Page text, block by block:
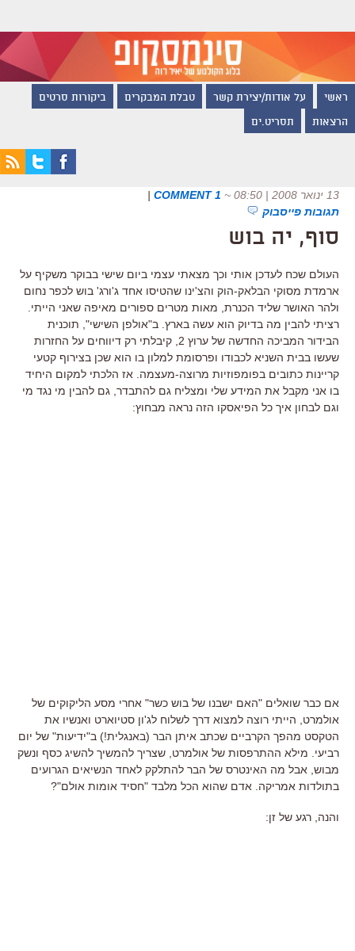
ראשי על אודות/יצירת קשר טבלת המבקרים ביקורות סרטים
הרצאות תסריט.ים
13 ינואר 2008 | 08:50 ~
1 COMMENT
|
תגובות פייסבוק
סוף, יה בוש
העולם שכח לעדכן אותי וכך מצאתי עצמי ביום שישי בבוקר משקיף על
ארמדת מסוקי הבלאק-הוק והצ'ינו שהטיסו אחד ג'ורג' בוש לכפר נחום
ולהר האושר שליד הכנרת, מאות מטרים ספורים מאיפה שאני הייתי.
רציתי להבין מה בדיוק הוא עשה בארץ. ב"אולפן השישי", תוכנית
הבידור המביכה החדשה של ערוץ 2, קיבלתי רק דיווחים על החזרות
שעשו בבית השניא לכבודו ופרסומת למלון בו הוא שכן בצירוף קטעי
קריינות כתובים בפומפוזיות מרוצה-מעצמה. אז הלכתי למקום היחיד
בו אני מקבל את המידע שלי ומצליח גם להתבדר, גם להבין מי נגד מי
וגם לבחון איך כל הפיאסקו הזה נראה מבחוץ:
אם כבר שואלים "האם ישבנו של בוש כשר" אחרי מסע הליקוקים של
אולמרט, הייתי רוצה למצוא דרך לשלוח לג'ון סטיוארט ואנשיו את
הטקסט מהפך הקרביים שכתב איתן הבר (באנגלית!) ב"ידיעות" של יום
רביעי. מילא ההתרפסות של אולמרט, שצריך להמשיך להשיג כסף ונשק
מבוש, אבל מה האינטרס של הבר להתלקק לאחד הנשיאים הגרועים
בתולדות אמריקה. אדם שהוא הכל מלבד "חסיד אומות אולם"?
והנה, רגע של זן: